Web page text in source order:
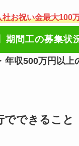
社お祝い金最大100
期間工の募集状
年収500万円以上
でできること